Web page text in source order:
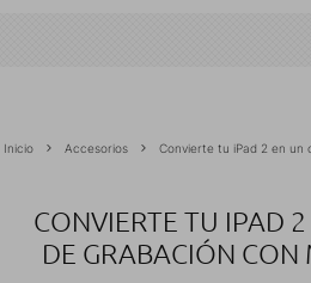
Inicio Accesorios Convierte tu iPad 2 en un
CONVIERTE TU IPAD
DE GRABACIÓN